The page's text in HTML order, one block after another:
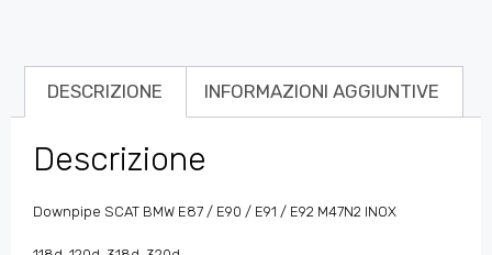
DESCRIZIONE INFORMAZIONI AGGIUNTIVE
Descrizione
Downpipe SCAT BMW E87 / E90 / E91 / E92 M47N2 INOX